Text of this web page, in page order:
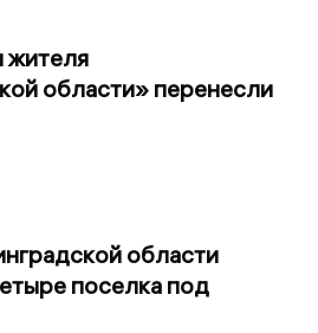
жителя
области» перенесли
области
поселка под